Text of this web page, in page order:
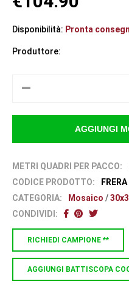
Disponibilità: Pronta
Produttore:
METRI QUADRI PER PACCO:
CODICE PRODOTTO:
FRERA
CATEGORIA:
Mosaico /
CONDIVIDI:
RICHIEDI CAMPIONE **
AGGIUNGI BATTISCOPA